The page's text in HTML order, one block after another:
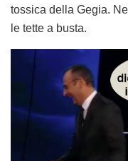
tossica della Gegia.
le tette a busta.